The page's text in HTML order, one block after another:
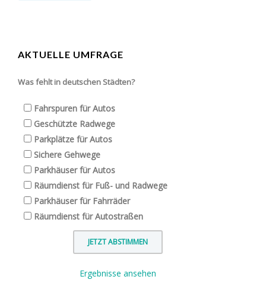
AKTUELLE UMFRAGE
Was fehlt in deutschen Städten?
Fahrspuren für Autos
Geschützte Radwege
Parkplätze für Autos
Sichere Gehwege
Parkhäuser für Autos
Räumdienst für Fuß- und Radwege
Parkhäuser für Fahrräder
Räumdienst für Autostraßen
Ergebnisse ansehen